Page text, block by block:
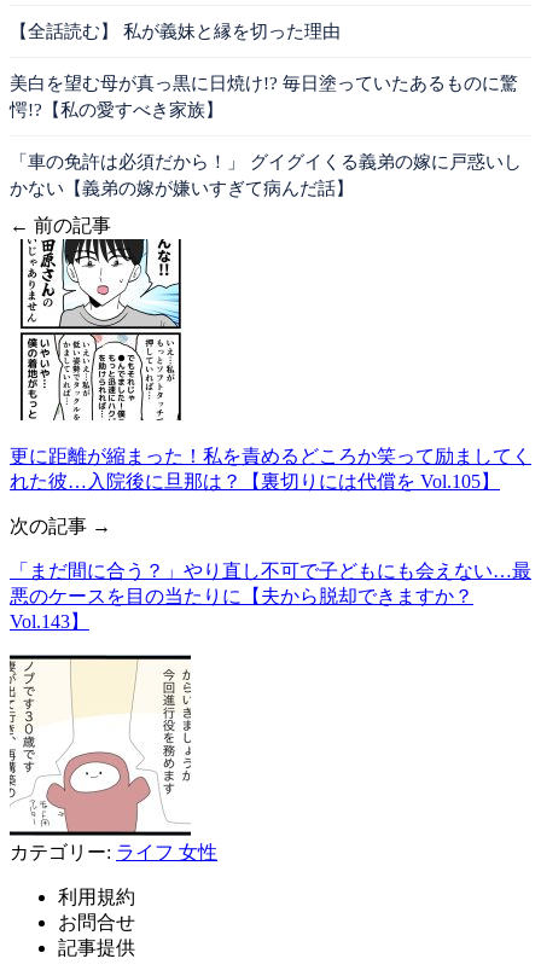
【全話読む】 私が義妹と縁を切った理由
美白を望む母が真っ黒に日焼け!? 毎日塗っていたあるものに驚
愕!?【私の愛すべき家族】
「車の免許は必須だから！」 グイグイくる義弟の嫁に戸惑いし
かない【義弟の嫁が嫌いすぎて病んだ話】
← 前の記事
更に距離が縮まった！私を責めるどころか笑って励ましてく
れた彼…入院後に旦那は？【裏切りには代償を Vol.105】
次の記事 →
「まだ間に合う？」やり直し不可で子どもにも会えない…最
悪のケースを目の当たりに【夫から脱却できますか？
Vol.143】
カテゴリー: ライフ 女性
利用規約
お問合せ
記事提供